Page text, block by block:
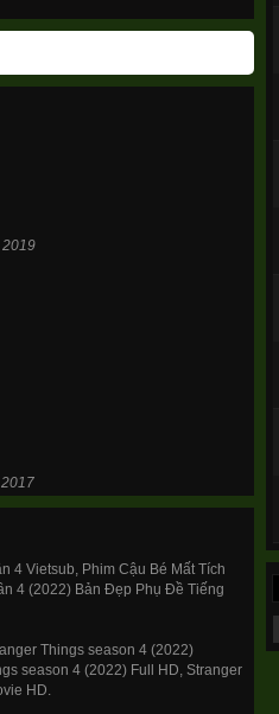
2019
2017
4 Vietsub, Phim Cậu Bé Mất Tích
4 (2022) Bản Đẹp Phụ Đề Tiếng
Things season 4 (2022)
season 4 (2022) Full HD, Stranger
HD.